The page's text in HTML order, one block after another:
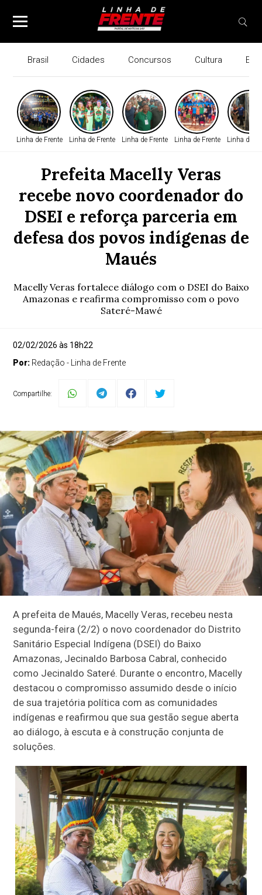
Brasil Cidades Concursos Cultura
Linha de Frente Linha de Frente Linha de Frente Linha de Frente Linha de
Prefeita Macelly Veras
recebe novo coordenador do
DSEI e reforça parceria em
defesa dos povos indígenas de
Maués
Macelly Veras fortalece diálogo com o DSEI do Baixo
Amazonas e reafirma compromisso com o povo
Sateré-Mawé
02/02/2026 às 18h22
Por: Redação - Linha de Frente
Compartilhe:
A prefeita de Maués, Macelly Veras, recebeu nesta
segunda-feira (2/2) o novo coordenador do Distrito
Sanitário Especial Indígena (DSEI) do Baixo
Amazonas, Jecinaldo Barbosa Cabral, conhecido
como Jecinaldo Sateré. Durante o encontro, Macelly
destacou o compromisso assumido desde o início
de sua trajetória política com as comunidades
indígenas e reafirmou que sua gestão segue aberta
ao diálogo, à escuta e à construção conjunta de
soluções.